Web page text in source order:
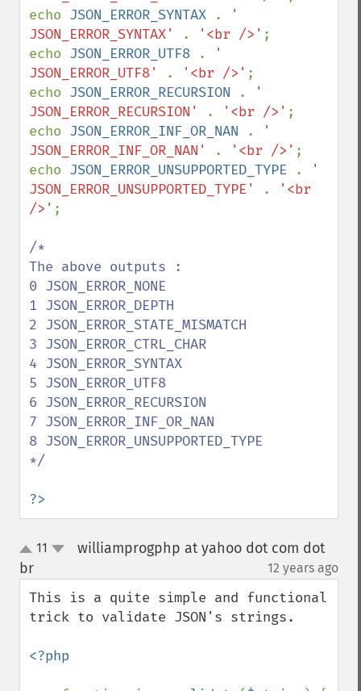
echo JSON_ERROR_SYNTAX .
'
JSON_ERROR_SYNTAX'
. '<br />' ;
echo JSON_ERROR_UTF8 .
'
JSON_ERROR_UTF8'
. '<br />' ;
echo JSON_ERROR_RECURSION .
'
JSON_ERROR_RECURSION'
. '<br />' ;
echo JSON_ERROR_INF_OR_NAN .
'
JSON_ERROR_INF_OR_NAN'
. '<br />' ;
echo JSON_ERROR_UNSUPPORTED_TYPE .
'
JSON_ERROR_UNSUPPORTED_TYPE'
.
'<br
/>' ;
/*
The above outputs :
0 JSON_ERROR_NONE
1 JSON_ERROR_DEPTH
2 JSON_ERROR_STATE_MISMATCH
3 JSON_ERROR_CTRL_CHAR
4 JSON_ERROR_SYNTAX
5 JSON_ERROR_UTF8
6 JSON_ERROR_RECURSION
7 JSON_ERROR_INF_OR_NAN
8 JSON_ERROR_UNSUPPORTED_TYPE
*/
?>
up11
williamprogphp at yahoo dot com dot
br
12 years ago
This is a quite simple and functional
trick to validate JSON's strings.
<?php